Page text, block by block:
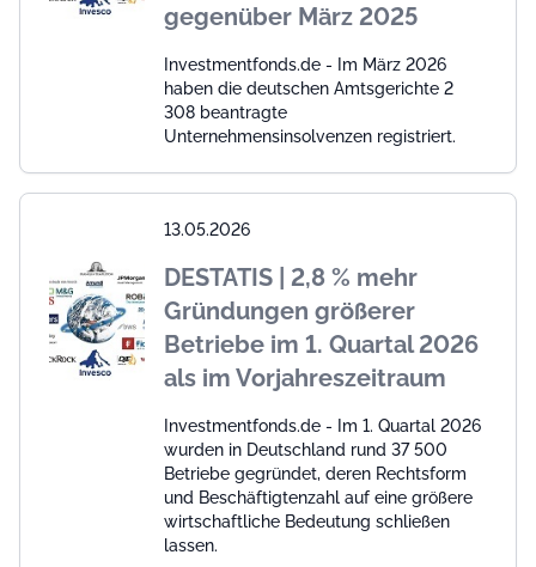
gegenüber März 2025
Investmentfonds.de - Im März 2026
haben die deutschen Amtsgerichte 2
308 beantragte
Unternehmensinsolvenzen registriert.
13.05.2026
DESTATIS | 2,8 % mehr
Gründungen größerer
Betriebe im 1. Quartal 2026
als im Vorjahreszeitraum
Investmentfonds.de - Im 1. Quartal 2026
wurden in Deutschland rund 37 500
Betriebe gegründet, deren Rechtsform
und Beschäftigtenzahl auf eine größere
wirtschaftliche Bedeutung schließen
lassen.